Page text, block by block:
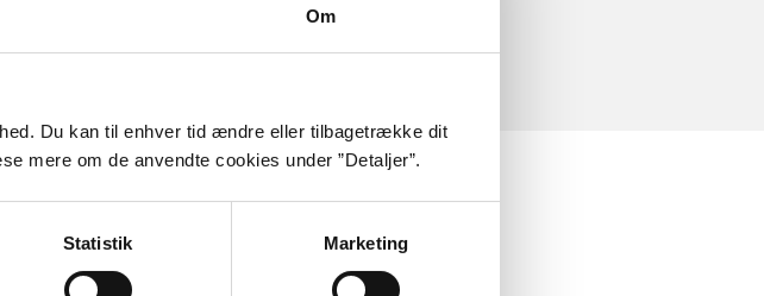
Om
Du kan til enhver tid ændre eller tilbagetrække dit
mere om de anvendte cookies under ”Detaljer”.
Statistik Marketing